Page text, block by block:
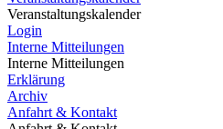
Veranstaltungskalender
Login
Interne Mitteilungen
Interne Mitteilungen
Erklärung
Archiv
Anfahrt & Kontakt